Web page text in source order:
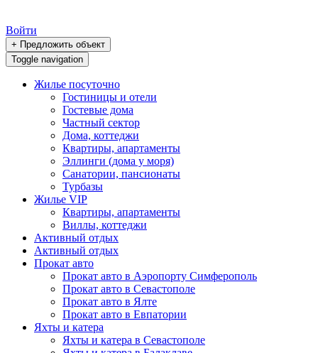
Войти
+ Предложить объект
Toggle navigation
Жилье посуточно
Гостиницы и отели
Гостевые дома
Частный сектор
Дома, коттеджи
Квартиры, апартаменты
Эллинги (дома у моря)
Санатории, пансионаты
Турбазы
Жилье VIP
Квартиры, апартаменты
Виллы, коттеджи
Активный отдых
Активный отдых
Прокат авто
Прокат авто в Аэропорту Симферополь
Прокат авто в Севастополе
Прокат авто в Ялте
Прокат авто в Евпатории
Яхты и катера
Яхты и катера в Севастополе